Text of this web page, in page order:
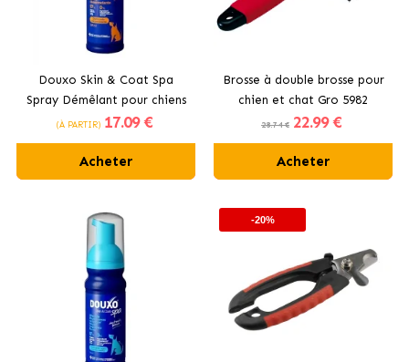
Douxo Skin & Coat Spa
Spray Démêlant pour chiens
(À PARTIR) 17.09 €
Acheter
Brosse à double brosse pour
chien et chat Gro 5982
Ferplast
28.74 € 22.99 €
Acheter
-20%